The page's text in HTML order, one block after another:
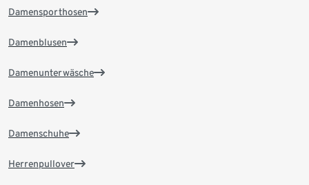
Damensporthosen
Damenblusen
Damenunterwäsche
Damenhosen
Damenschuhe
Herrenpullover